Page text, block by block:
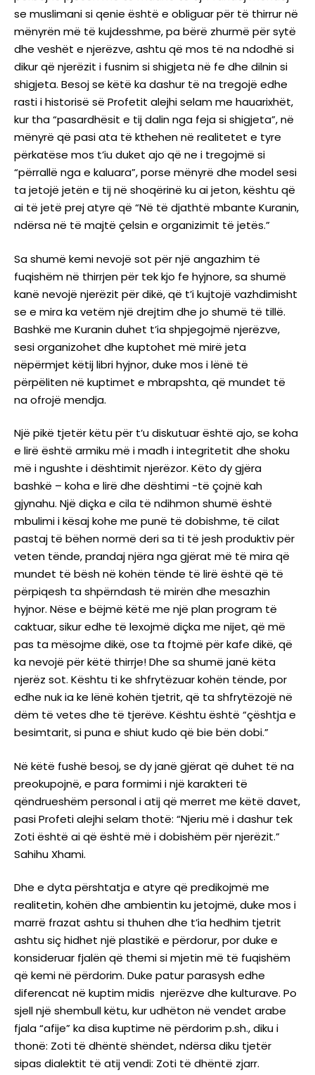
se muslimani si qenie është e obliguar për të thirrur në
mënyrën më të kujdesshme, pa bërë zhurmë për sytë
dhe veshët e njerëzve, ashtu që mos të na ndodhë si
dikur që njerëzit i fusnim si shigjeta në fe dhe dilnin si
shigjeta. Besoj se këtë ka dashur të na tregojë edhe
rasti i historisë së Profetit alejhi selam me hauarixhët,
kur tha “pasardhësit e tij dalin nga feja si shigjeta”, në
mënyrë që pasi ata të kthehen në realitetet e tyre
përkatëse mos t’iu duket ajo që ne i tregojmë si
“përrallë nga e kaluara”, porse mënyrë dhe model sesi
ta jetojë jetën e tij në shoqërinë ku ai jeton, kështu që
ai të jetë prej atyre që “Në të djathtë mbante Kuranin,
ndërsa në të majtë çelsin e organizimit të jetës.”
Sa shumë kemi nevojë sot për një angazhim të
fuqishëm në thirrjen për tek kjo fe hyjnore, sa shumë
kanë nevojë njerëzit për dikë, që t’i kujtojë vazhdimisht
se e mira ka vetëm një drejtim dhe jo shumë të tillë.
Bashkë me Kuranin duhet t’ia shpjegojmë njerëzve,
sesi organizohet dhe kuptohet më mirë jeta
nëpërmjet këtij libri hyjnor, duke mos i lënë të
përpëliten në kuptimet e mbrapshta, që mundet të
na ofrojë mendja.
Një pikë tjetër këtu për t’u diskutuar është ajo, se koha
e lirë është armiku më i madh i integritetit dhe shoku
më i ngushte i dështimit njerëzor. Këto dy gjëra
bashkë – koha e lirë dhe dështimi -të çojnë kah
gjynahu. Një diçka e cila të ndihmon shumë është
mbulimi i kësaj kohe me punë të dobishme, të cilat
pastaj të bëhen normë deri sa ti të jesh produktiv për
veten tënde, prandaj njëra nga gjërat më të mira që
mundet të bësh në kohën tënde të lirë është që të
përpiqesh ta shpërndash të mirën dhe mesazhin
hyjnor. Nëse e bëjmë këtë me një plan program të
caktuar, sikur edhe të lexojmë diçka me nijet, që më
pas ta mësojme dikë, ose ta ftojmë për kafe dikë, që
ka nevojë për këtë thirrje! Dhe sa shumë janë këta
njerëz sot. Kështu ti ke shfrytëzuar kohën tënde, por
edhe nuk ia ke lënë kohën tjetrit, që ta shfrytëzojë në
dëm të vetes dhe të tjerëve. Kështu është “çështja e
besimtarit, si puna e shiut kudo që bie bën dobi.”
Në këtë fushë besoj, se dy janë gjërat që duhet të na
preokupojnë, e para formimi i një karakteri të
qëndrueshëm personal i atij që merret me këtë davet,
pasi Profeti alejhi selam thotë: “Njeriu më i dashur tek
Zoti është ai që është më i dobishëm për njerëzit.”
Sahihu Xhami.
Dhe e dyta përshtatja e atyre që predikojmë me
realitetin, kohën dhe ambientin ku jetojmë, duke mos i
marrë frazat ashtu si thuhen dhe t’ia hedhim tjetrit
ashtu siç hidhet një plastikë e përdorur, por duke e
konsideruar fjalën që themi si mjetin më të fuqishëm
që kemi në përdorim. Duke patur parasysh edhe
diferencat në kuptim midis njerëzve dhe kulturave. Po
sjell një shembull këtu, kur udhëton në vendet arabe
fjala “afije” ka disa kuptime në përdorim p.sh., diku i
thonë: Zoti të dhëntë shëndet, ndërsa diku tjetër
sipas dialektit të atij vendi: Zoti të dhëntë zjarr.